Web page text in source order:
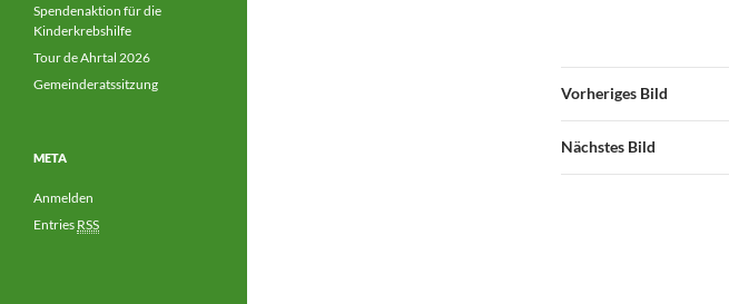
Vorheriges Bild
Nächstes Bild
Spendenaktion für die
Kinderkrebshilfe
Tour de Ahrtal 2026
Gemeinderatssitzung
META
Anmelden
Entries RSS